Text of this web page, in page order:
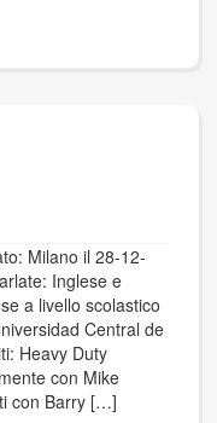
Milano il 28-12-
Inglese e
a livello scolastico
Central de
Heavy Duty
con Mike
con Barry […]